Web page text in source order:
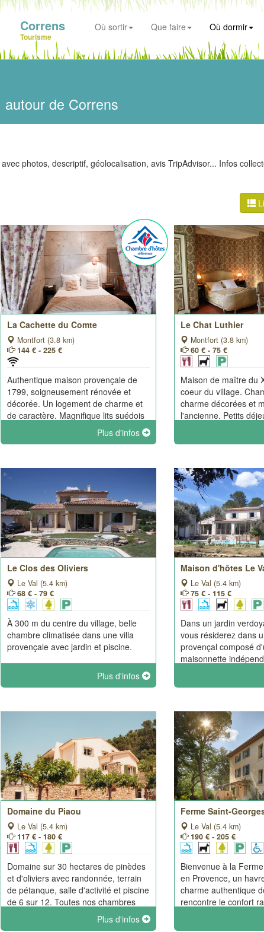
Correns
Tourisme
Où sortir Que faire Où dormir
autour de Correns
avec photos, descriptif, géolocalisation, avis TripAdvisor... Infos
La Cachette du Comte
Montfort (3.8 km)
144 € - 225 €
Authentique maison provençale de
1799, soigneusement rénovée et
décorée. Un logement de charme et
de caractère. Magnifique lits suédois
neufs avec surmatelas pour un
Plus d'infos
Le Chat Luthier
Montfort (3.8 km)
60 € - 75 €
Maison de maître du
coeur du village.
charme décorées et
l'ancienne. Petits
dans une pièce
agrémentée d'un
Le Clos des Oliviers
Le Val (5.4 km)
68 € - 79 €
À 300 m du centre du village, belle
chambre climatisée dans une villa
provençale avec jardin et piscine.
Plus d'infos
Maison d'hôtes Le
Le Val (5.4 km)
75 € - 115 €
Dans un jardin
vous résiderez dans
provençal composé
maisonnette
à l'habitation
elle comporte une
Domaine du Piaou
Le Val (5.4 km)
117 € - 180 €
Domaine sur 30 hectares de pinèdes
et d'oliviers avec randonnée, terrain
de pétanque, salle d'activité et piscine
de 6 sur 12. Toutes nos chambres
disposent : wc et salle d'eau
indépendante, lit king size, tv,
Plus d'infos
Ferme Saint-
Le Val (5.4 km)
190 € - 205 €
Bienvenue à la
en Provence, un
charme authentique
rencontre le confort